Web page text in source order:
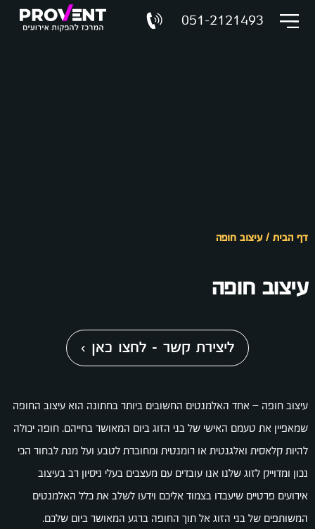
051-2121493
דף הבית /עיצוב חופה
עיצוב חופה
ליצירת קשר - לחצו כאן ›
עיצוב חופה – אחד האלמנטים החשובים ביותר בחתונה הוא עיצוב החופה
שמאפיין את טעמם האישי של בני הזוג ביום המאושר בחייהם. חופה יכולה
להיות קלאסית ואלגנטית או רומנטית ומחוברת לטבע ועל מנת לבחור הכי
נכון ומדוייק לזוג שלנו אנו עובדים עם מעצבים בעלי ניסיון רב בעיצוב
אירועים פרטיים שיעבדו בצמוד אליכם וידעו לשלב את כלל האלמנטים
המשותפים של בני הזוג אל תוך החופה ברגע המאושר ביום שלכם.